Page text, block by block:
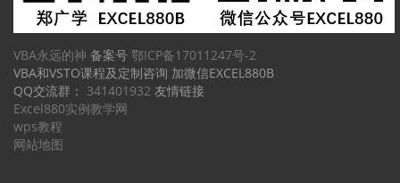
VBA永远的神 备案号 鄂ICP备17011247号-2
VBA和VSTO课程及定制咨询 加微信EXCEL880B
QQ交流群： 341401932 友情链接
Excel880实例教学网
wps教程
网站地图